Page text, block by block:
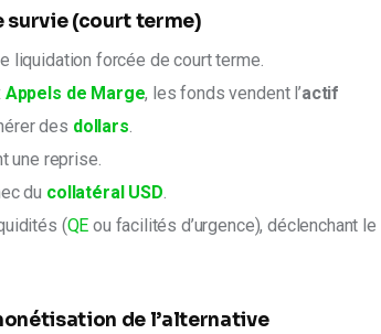
survie (court terme)
liquidation forcée de court terme.
Appels de Marge, les fonds vendent l’actif
des dollars.
une reprise.
du collatéral USD.
(QE ou facilités d’urgence), déclenchant le
de l’alternative